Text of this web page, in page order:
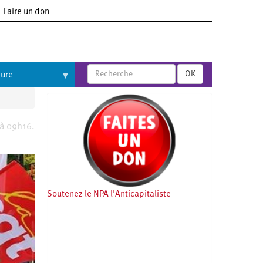
Faire un don
OK
09h16.
Soutenez le NPA l'Anticapitaliste